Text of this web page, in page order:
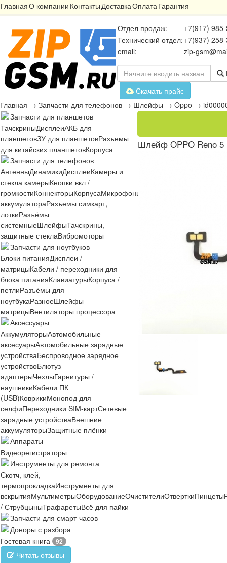
ГлавнаяО компании КонтактыДоставкаОплатаГарантия
Отдел продаж:
+7(917)
Технический отдел: +7(937)
email:
zip-
Скачать прайс
Главная → Запчасти для телефонов → Шлейфы → Oppo →
Запчасти для планшетов
ТачскриныДисплеиАКБ для
планшетовЗУ для планшетовРазъемы
для китайских планшетовКорпуса
Запчасти для телефонов
АнтенныДинамикиДисплеиКамеры и
стекла камерыКнопки вкл /
громкостиКоннекторыКорпусаМикрофоны
аккумулятораРазъемы симкарт,
лоткиРазъёмы
системныеШлейфыТачскрины,
защитные стеклаВибромоторы
Запчасти для ноутбуков
Блоки питанияДисплеи /
матрицыКабели / переходники для
блока питанияКлавиатурыКорпуса /
петлиРазъёмы для
ноутбукаРазноеШлейфы
матрицыВентиляторы процессора
Аксессуары
АккумуляторыАвтомобильные
аксесуарыАвтомобильные зарядные
устройстваБеспроводное зарядное
устройствоБлютуз
адаптерыЧехлыГарнитуры /
наушникиКабели ПК
(USB)КоврикиМонопод для
селфиПереходники SIM-картСетевые
зарядные устройстваВнешние
аккумуляторыЗащитные плёнки
Аппараты
Видеорегистраторы
Инструменты для ремонта
Скотч, клей,
термопрокладкаИнструменты для
вскрытияМультиметрыОборудованиеОчистителиОтверткиПинцеты
/ СтрубцыныТрафаретыВсё для пайки
Запчасти для смарт-часов
Доноры с разбора
Гостевая книга
92
Читать отзывы
Шлейф OPPO Reno 5